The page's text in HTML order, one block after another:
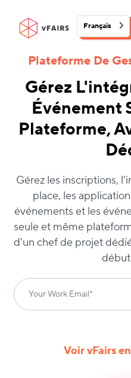
Français
Plateforme De
Gérez
Événement
Plateforme,
Gérez les inscriptions,
place, les
événements et les
seule et même
d'un chef de projet
début
Voir vFairs